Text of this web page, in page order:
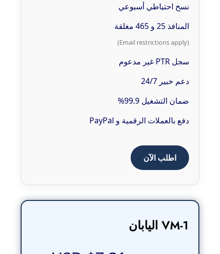
نسخ احتياطي أسبوعي
المنافذ 25 و 465 مغلقة
(Email restrictions apply)
سجل PTR غير مدعوم
دعم خبير 24/7
ضمان التشغيل 99.9%
دفع بالعملات الرقمية و PayPal
اطلب الآن
VM-1 اليابان